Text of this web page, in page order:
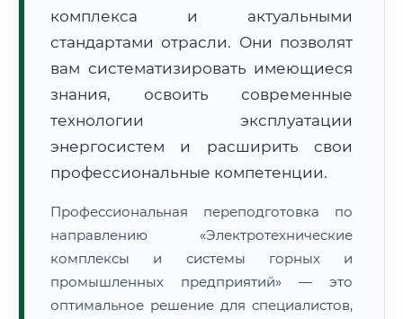
Нажмите на документ для увеличения и просмотра
комплекса и актуальными
стандартами отрасли. Они позволят
вам систематизировать имеющиеся
знания, освоить современные
технологии эксплуатации
энергосистем и расширить свои
профессиональные компетенции.
Профессиональная переподготовка по
направлению «Электротехнические
комплексы и системы горных и
промышленных предприятий» — это
оптимальное решение для специалистов,